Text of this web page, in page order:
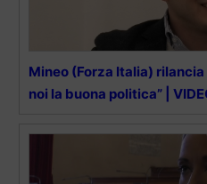
Mineo (Forza Italia)
noi la buona politica” |